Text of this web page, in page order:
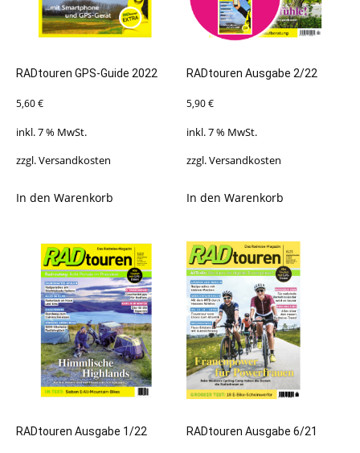
RADtouren GPS-Guide 2022
5,60€
inkl. 7 % MwSt.
zzgl.Versandkosten
In den Warenkorb
RADtouren Ausgabe 2/22
5,90€
inkl. 7 % MwSt.
zzgl.Versandkosten
In den Warenkorb
RADtouren Ausgabe 1/22 RADtouren Ausgabe 6/21